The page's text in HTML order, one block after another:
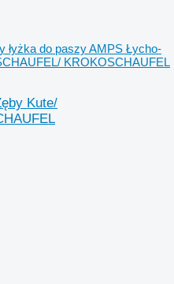
łyżka do paszy AMPS Łycho-
KROKOSCHAUFEL
Kute/